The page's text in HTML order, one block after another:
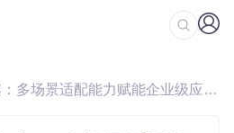
/ FreeSql ORM框架：多场景适配能力赋能企业级应用开发